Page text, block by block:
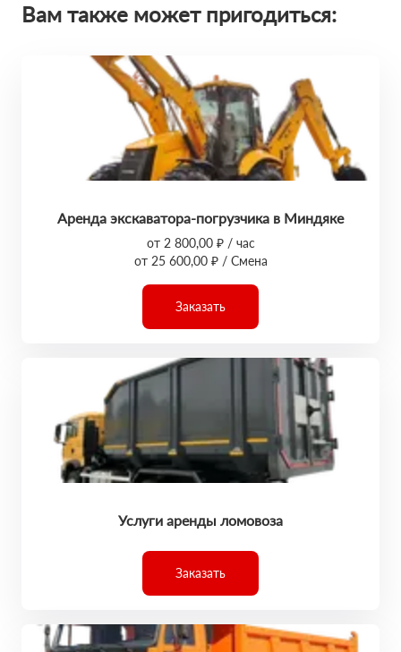
Вам также может пригодиться:
Аренда экскаватора-погрузчика в Миндяке
от 2 800,00 ₽ / час
от 25 600,00 ₽ / Смена
Заказать
Услуги аренды ломовоза
Заказать